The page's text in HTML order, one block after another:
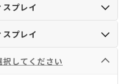
パーソナルプリンタ
プレイ
プレイ
してください